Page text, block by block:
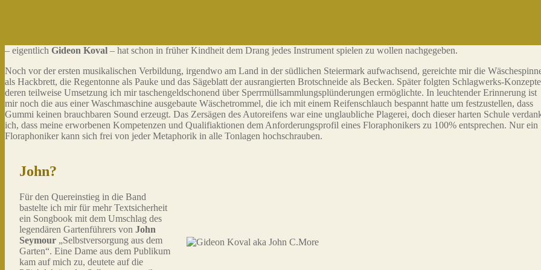
– eigentlich Gideon Koval – hat schon in früher Kindheit dem Drang jedes Instrument spielen zu wollen nachgegeben.
Noch vor der ersten musikalischen Verbildung, irgendwo am Land in der südlichen Steiermark aufwachsend, gereichte mir die
als Hackbrett, die Regentonne als Pauke und das Sägeblatt der ausrangierten Brotschneide als Becken. Später folgten Schlagwerks-
deren teilweise Umsetzung ich mir taschengeldschonend über Sperrmüllsammlungsplünderungen ermöglichte. In leuchtender Erinnerung ist
mir noch die aus einer Waschmaschine ausgebaute Wäschetrommel, die ich mit einem Reifenschlauch bespannt hatte um festzustellen, dass
Gummi keinen brauchbaren Sound erzeugt. Das Zersägen des Autoreifens war eine unglaubliche Plagerei, doch dieser harten Schule
ich, dass meine erworbenen Kompetenzen und Qualifiaktionen dem Anforderungsprofil eines Floraphonikers zu 100% entsprechen. Nur ein
Floraphoniker kann sich frei von jeder Metaphorik in alle Tonlagen hochschrauben.
John?
Für den Quereinstieg in die Band
bastelte ich mir für mehr Textsicherheit
ein Songbook mit dem Umschlag des
legendären Gartenführers vonJohn
Seymour „Selbstversorgung aus dem
Garten“. Eine Dame aus dem Publikum
kam auf mich zu, deutete auf die